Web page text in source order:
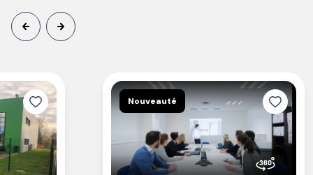
Nouveauté